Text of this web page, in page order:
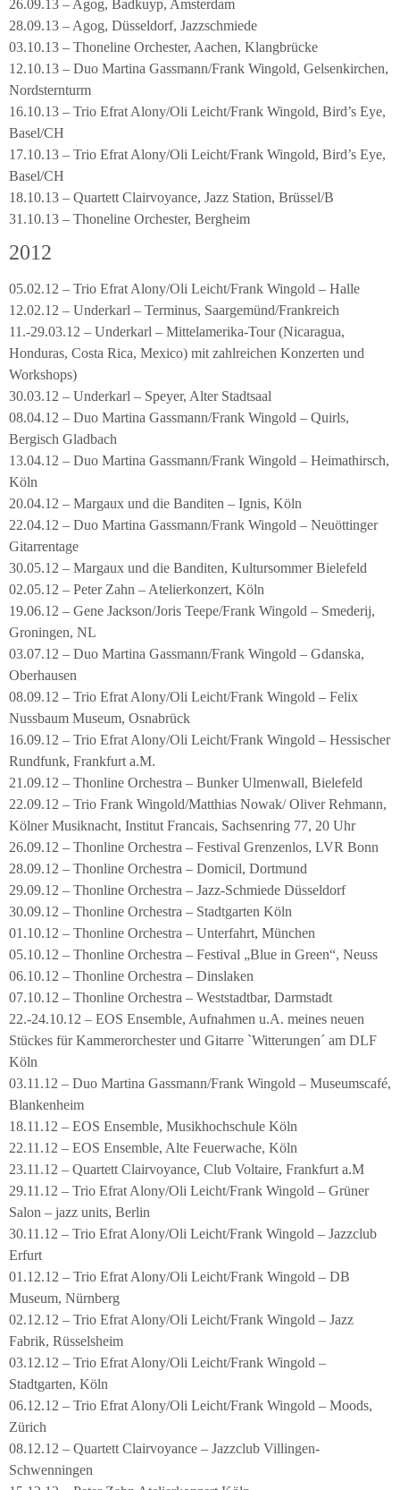
26.09.13 – Agog, Badkuyp, Amsterdam
28.09.13 – Agog, Düsseldorf, Jazzschmiede
03.10.13 – Thoneline Orchester, Aachen, Klangbrücke
12.10.13 – Duo Martina Gassmann/Frank Wingold, Gelsenkirchen,
Nordsternturm
16.10.13 – Trio Efrat Alony/Oli Leicht/Frank Wingold, Bird’s Eye,
Basel/CH
17.10.13 – Trio Efrat Alony/Oli Leicht/Frank Wingold, Bird’s Eye,
Basel/CH
18.10.13 – Quartett Clairvoyance, Jazz Station, Brüssel/B
31.10.13 – Thoneline Orchester, Bergheim
2012
05.02.12 – Trio Efrat Alony/Oli Leicht/Frank Wingold – Halle
12.02.12 – Underkarl – Terminus, Saargemünd/Frankreich
11.-29.03.12 – Underkarl – Mittelamerika-Tour (Nicaragua,
Honduras, Costa Rica, Mexico) mit zahlreichen Konzerten und
Workshops)
30.03.12 – Underkarl – Speyer, Alter Stadtsaal
08.04.12 – Duo Martina Gassmann/Frank Wingold – Quirls,
Bergisch Gladbach
13.04.12 – Duo Martina Gassmann/Frank Wingold – Heimathirsch,
Köln
20.04.12 – Margaux und die Banditen – Ignis, Köln
22.04.12 – Duo Martina Gassmann/Frank Wingold – Neuöttinger
Gitarrentage
30.05.12 – Margaux und die Banditen, Kultursommer Bielefeld
02.05.12 – Peter Zahn – Atelierkonzert, Köln
19.06.12 – Gene Jackson/Joris Teepe/Frank Wingold – Smederij,
Groningen, NL
03.07.12 – Duo Martina Gassmann/Frank Wingold – Gdanska,
Oberhausen
08.09.12 – Trio Efrat Alony/Oli Leicht/Frank Wingold – Felix
Nussbaum Museum, Osnabrück
16.09.12 – Trio Efrat Alony/Oli Leicht/Frank Wingold – Hessischer
Rundfunk, Frankfurt a.M.
21.09.12 – Thonline Orchestra – Bunker Ulmenwall, Bielefeld
22.09.12 – Trio Frank Wingold/Matthias Nowak/ Oliver Rehmann,
Kölner Musiknacht, Institut Francais, Sachsenring 77, 20 Uhr
26.09.12 – Thonline Orchestra – Festival Grenzenlos, LVR Bonn
28.09.12 – Thonline Orchestra – Domicil, Dortmund
29.09.12 – Thonline Orchestra – Jazz-Schmiede Düsseldorf
30.09.12 – Thonline Orchestra – Stadtgarten Köln
01.10.12 – Thonline Orchestra – Unterfahrt, München
05.10.12 – Thonline Orchestra – Festival „Blue in Green“, Neuss
06.10.12 – Thonline Orchestra – Dinslaken
07.10.12 – Thonline Orchestra – Weststadtbar, Darmstadt
22.-24.10.12 – EOS Ensemble, Aufnahmen u.A. meines neuen
Stückes für Kammerorchester und Gitarre `Witterungen´ am DLF
Köln
03.11.12 – Duo Martina Gassmann/Frank Wingold – Museumscafé,
Blankenheim
18.11.12 – EOS Ensemble, Musikhochschule Köln
22.11.12 – EOS Ensemble, Alte Feuerwache, Köln
23.11.12 – Quartett Clairvoyance, Club Voltaire, Frankfurt a.M
29.11.12 – Trio Efrat Alony/Oli Leicht/Frank Wingold – Grüner
Salon – jazz units, Berlin
30.11.12 – Trio Efrat Alony/Oli Leicht/Frank Wingold – Jazzclub
Erfurt
01.12.12 – Trio Efrat Alony/Oli Leicht/Frank Wingold – DB
Museum, Nürnberg
02.12.12 – Trio Efrat Alony/Oli Leicht/Frank Wingold – Jazz
Fabrik, Rüsselsheim
03.12.12 – Trio Efrat Alony/Oli Leicht/Frank Wingold –
Stadtgarten, Köln
06.12.12 – Trio Efrat Alony/Oli Leicht/Frank Wingold – Moods,
Zürich
08.12.12 – Quartett Clairvoyance – Jazzclub Villingen-
Schwenningen